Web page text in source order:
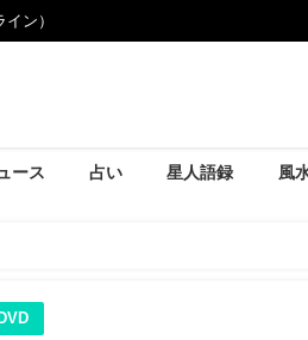
ン）
ース 占い 星人語録 風